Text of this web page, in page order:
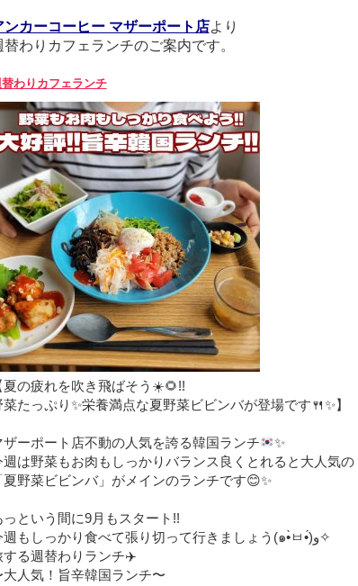
ンカーコーヒー マザーポート店より
替わりカフェランチのご案内です。
わりカフェランチ
夏の疲れを吹き飛ばそう☀️🌻!!
菜たっぷり✨栄養満点な夏野菜ビビンバが登場です🍴✨】
ザーポート店不動の人気を誇る韓国ランチ
✨
週は野菜もお肉もしっかりバランス良くとれると大人気の
夏野菜ビビンバ」がメインのランチです😊✨
っという間に9月もスタート!!
今週もしっかり食べて張り切って行きましょう(๑•̀ㅂ•́)و✧
する週替わりランチ✈️
大人気！旨辛韓国ランチ〜